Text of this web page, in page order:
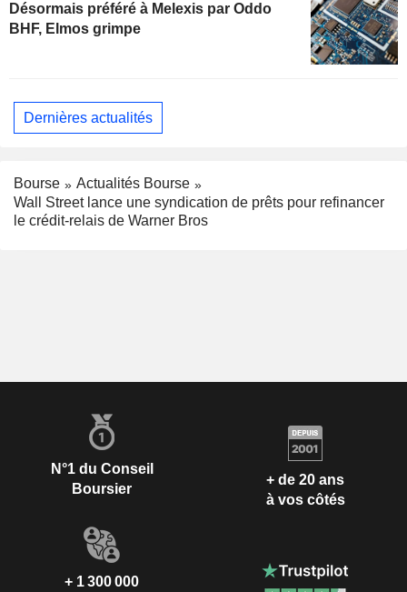
Désormais préféré à Melexis par Oddo
BHF, Elmos grimpe
Dernières actualités
Bourse
Actualités Bourse
Wall Street lance une syndication de prêts pour refinancer
le crédit-relais de Warner Bros
N°1 du Conseil
Boursier
+ de 20 ans
à vos côtés
+ 1 300 000